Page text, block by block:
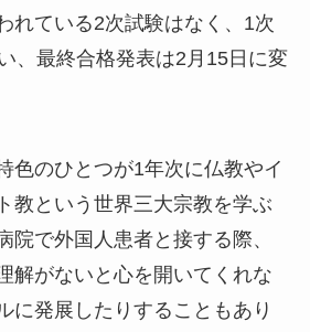
れている2次試験はなく、1次
、最終合格発表は2月15日に変
色のひとつが1年次に仏教やイ
教という世界三大宗教を学ぶ
院で外国人患者と接する際、
解がないと心を開いてくれな
に発展したりすることもあり